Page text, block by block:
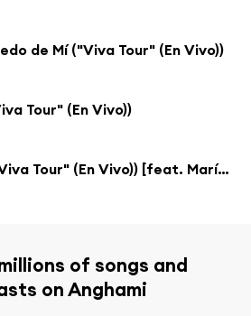
de Mí ("Viva Tour" (En Vivo))
Tour" (En Vivo))
Mujeres ("Viva Tour" (En Vivo)) [feat. María José]
of songs and
on Anghami